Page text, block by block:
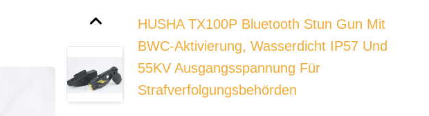
HUSHA TX100P Bluetooth Stun Gun Mit
BWC-Aktivierung, Wasserdicht IP57 Und
55KV Ausgangsspannung Für
Strafverfolgungsbehörden